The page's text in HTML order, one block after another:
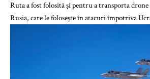
Ruta a fost folosită și pentru a transporta
Rusia, care le folosește în atacuri împotriva